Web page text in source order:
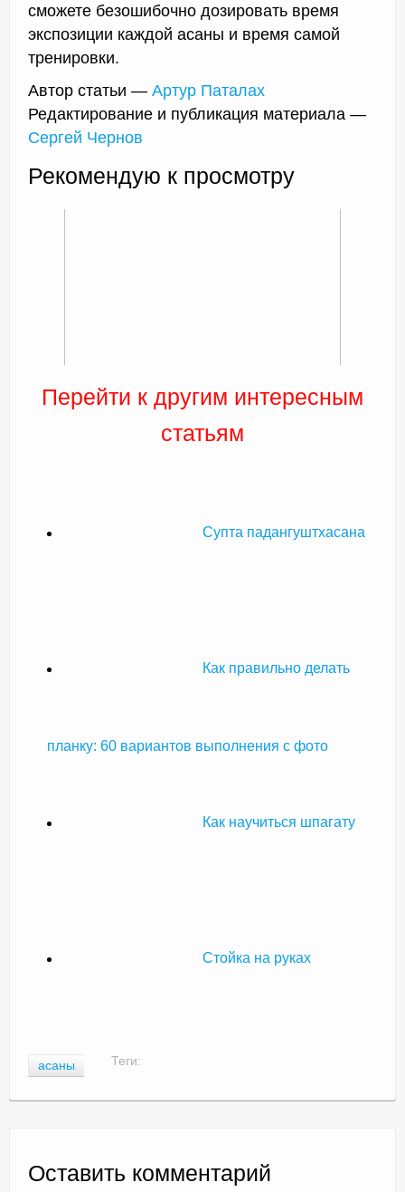
сможете безошибочно дозировать время
экспозиции каждой асаны и время самой
тренировки.
Автор статьи — Артур Паталах
Редактирование и публикация материала —
Сергей Чернов
Рекомендую к просмотру
Перейти к другим интересным
статьям
Супта падангуштхасана
Как правильно делать
планку: 60 вариантов выполнения с фото
Как научиться шпагату
Стойка на руках
Теги:
асаны
Оставить комментарий